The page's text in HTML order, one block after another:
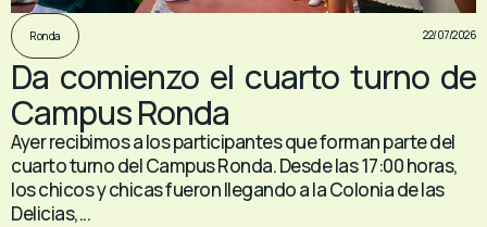
Ronda 22/07/2026
Da comienzo el cuarto turno de
Campus Ronda
Ayer recibimos a los participantes que forman parte del
cuarto turno del Campus Ronda. Desde las 17:00 horas,
los chicos y chicas fueron llegando a la Colonia de las
Delicias,...